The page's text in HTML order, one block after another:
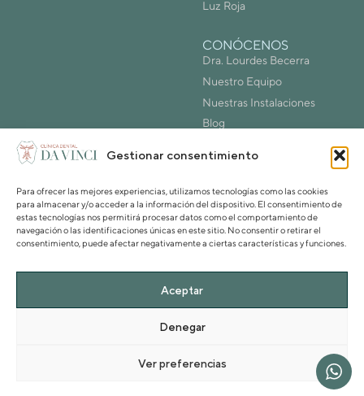
Gestionar consentimiento
Para ofrecer las mejores experiencias, utilizamos tecnologías como las cookies
para almacenar y/o acceder a la información del dispositivo. El consentimiento de
estas tecnologías nos permitirá procesar datos como el comportamiento de
navegación o las identificaciones únicas en este sitio. No consentir o retirar el
consentimiento, puede afectar negativamente a ciertas características y funciones.
Aceptar
Denegar
Ver preferencias
Luz Roja
CONÓCENOS
Dra. Lourdes Becerra
Nuestro Equipo
Nuestras Instalaciones
Blog
¡RESERVA CITA!
OdontologíaBiológica
© 2024 Clínica Dental Da Vinci · Todos los derechos reservados.by